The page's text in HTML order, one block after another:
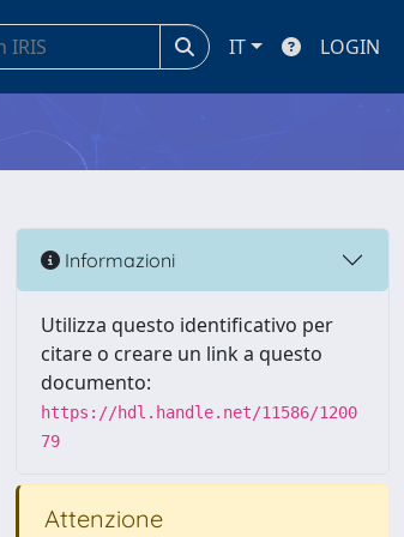
IT LOGIN
Informazioni
Utilizza questo identificativo per
citare o creare un link a questo
documento:
https://hdl.handle.net/11586/1200
79
Attenzione